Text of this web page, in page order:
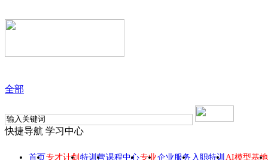
全部
快捷导航 学习中心
首页专才计划 特训营课程中心专业企业服务 入职特训 AI模型基地